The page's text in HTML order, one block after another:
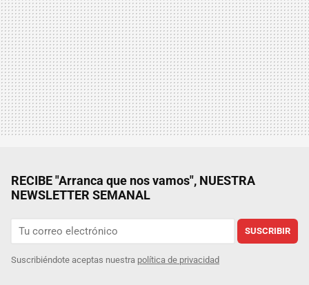
RECIBE "Arranca que nos vamos", NUESTRA
NEWSLETTER SEMANAL
SUSCRIBIR
Suscribiéndote aceptas nuestra política de privacidad